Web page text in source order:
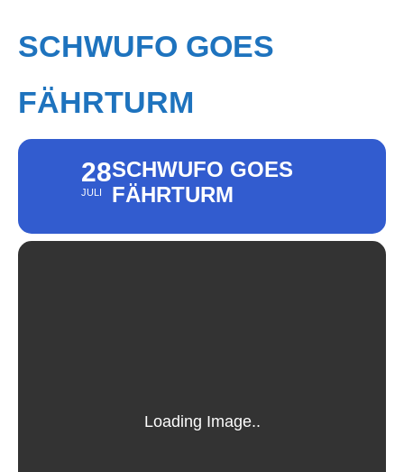
SCHWUFO GOES
FÄHRTURM
28
JULI
SCHWUFO GOES
FÄHRTURM